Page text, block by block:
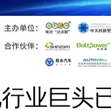
业巨头